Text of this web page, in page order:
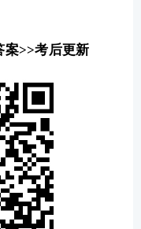
案>>考后更新